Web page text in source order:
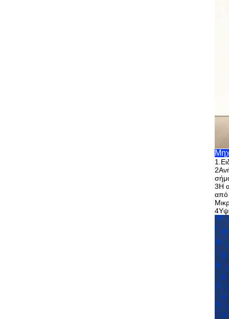
1.
3Η
από